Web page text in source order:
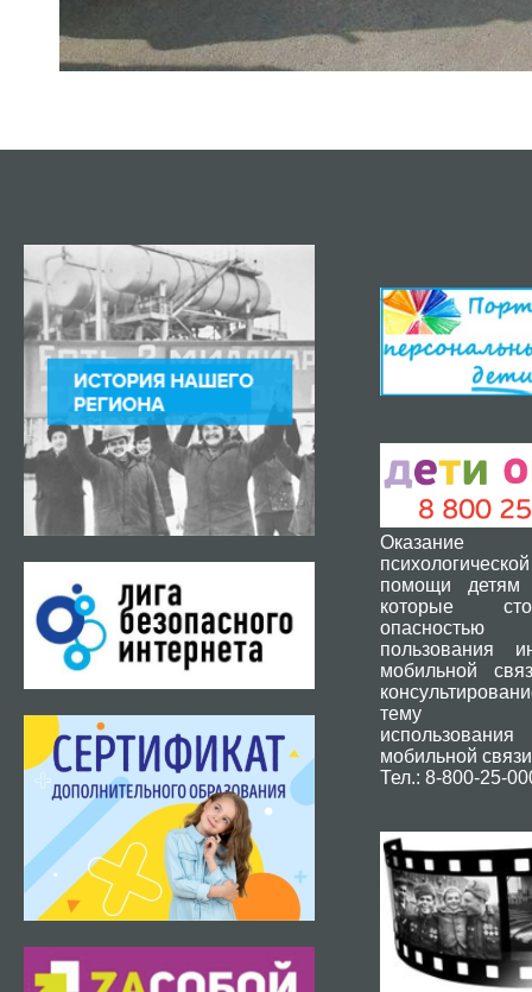
Оказание
помощи детям
которые
пользования
мобильной
тему
мобильной
Тел.: 8-800-25-